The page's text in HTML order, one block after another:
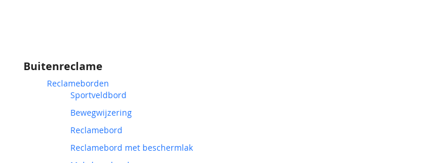
Buitenreclame
Reclameborden
Sportveldbord
Bewegwijzering
Reclamebord
Reclamebord met beschermlak